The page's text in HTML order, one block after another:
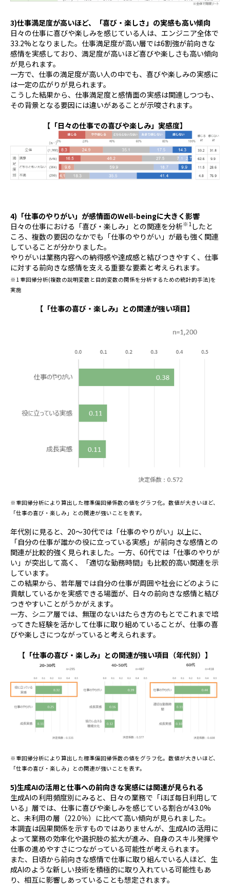
3)仕事満足度が高いほど、「喜び・楽しさ」の実感も高い傾向
日々の仕事に喜びや楽しみを感じている人は、エンジニア全体で
33.2%となりました。仕事満足度が高い層では6割強が前向きな
感情を実感しており、満足度が高いほど喜びや楽しさも高い傾向
が見られます。
一方で、仕事の満足度が高い人の中でも、喜びや楽しみの実感に
は一定の広がりが見られます。
こうした結果から、仕事満足度と感情面の実感は関連しつつも、
その背景となる要因には違いがあることが示唆されます。
【「日々の仕事での喜びや楽しみ」実感度】
4) 「仕事のやりがい」が感情面のWell-beingに大きく影響
日々の仕事における「喜び・楽しみ」との関連を分析※ 1 したと
ころ、複数の要因のなかでも「仕事のやりがい」が最も強く関連
していることが分かりました。
やりがいは業務内容への納得感や達成感と結びつきやすく、仕事
に対する前向きな感情を支える重要な要素と考えられます。
※1 重回帰分析(複数の説明変数と目的変数の関係を分析するための統計的手法)を
実施
【「仕事の喜び・楽しみ」との関連が強い項目】
※重回帰分析により算出した標準偏回帰係数の値をグラフ化。数値が大きいほど、
「仕事の喜び・楽しみ」との関連が強いことを表す。
年代別に見ると、 20～30代では「仕事のやりがい」以上に、
「自分の仕事が誰かの役に立っている実感」が前向きな感情との
関連が比較的強く見られました。一方、 60代では「仕事のやりが
い」が突出して高く、「適切な勤務時間」も比較的高い関連を示
しています。
この結果から、若年層では自分の仕事が周囲や社会にどのように
貢献しているかを実感できる場面が、日々の前向きな感情と結び
つきやすいことがうかがえます。
一方、シニア層では、無理のないはたらき方のもとでこれまで培
ってきた経験を活かして仕事に取り組めていることが、仕事の喜
びや楽しさにつながっていると考えられます。
【「仕事の喜び・楽しみ」との関連が強い項目（年代別）】
※重回帰分析により算出した標準偏回帰係数の値をグラフ化。数値が大きいほど、
「仕事の喜び・楽しみ」との関連が強いことを表す。
5)生成AIの活用と仕事への前向きな実感には関連が見られる
生成AIの利用頻度別にみると、日々の業務で「ほぼ毎日利用して
いる」層では、仕事に喜びや楽しみを感じている割合が43.0%
と、未利用の層（22.0％）に比べて高い傾向が見られました。
本調査は因果関係を示すものではありませんが、生成AIの活用に
よって業務の効率化や選択肢の拡大が進み、自身のスキル発揮や
仕事の進めやすさにつながっている可能性が考えられます。
また、日頃から前向きな感情で仕事に取り組んでいる人ほど、生
成AIのような新しい技術を積極的に取り入れている可能性もあ
り、相互に影響しあっていることも想定されます。